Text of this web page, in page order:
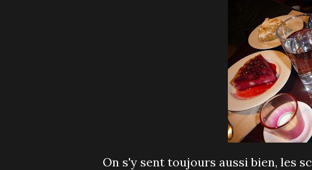
On s'y sent toujours aussi bien, les